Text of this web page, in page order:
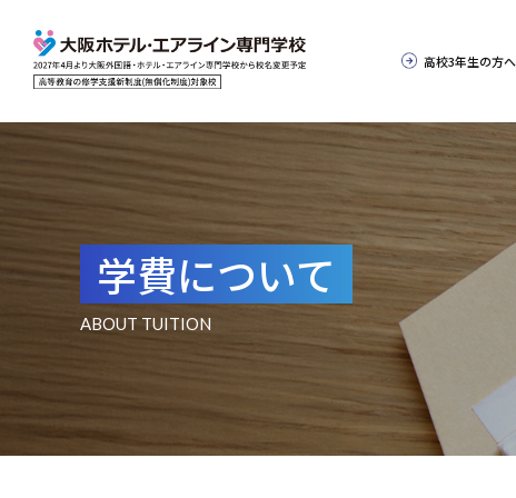
高校3年生の方へ
学費について
ABOUT TUITION